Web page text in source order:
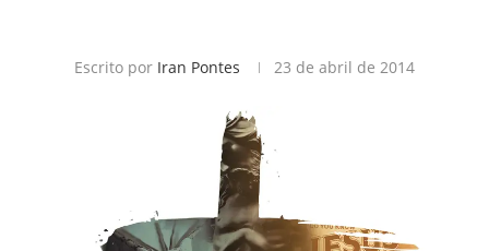
Escrito por Iran Pontes 23 de abril de 2014